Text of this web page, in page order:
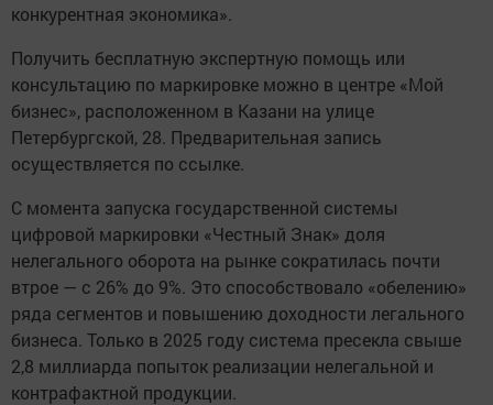
конкурентная экономика».
Получить бесплатную экспертную помощь или
консультацию по маркировке можно в центре «Мой
бизнес», расположенном в Казани на улице
Петербургской, 28. Предварительная запись
осуществляется по ссылке.
С момента запуска государственной системы
цифровой маркировки «Честный Знак» доля
нелегального оборота на рынке сократилась почти
втрое — с 26% до 9%. Это способствовало «обелению»
ряда сегментов и повышению доходности легального
бизнеса. Только в 2025 году система пресекла свыше
2,8 миллиарда попыток реализации нелегальной и
контрафактной продукции.